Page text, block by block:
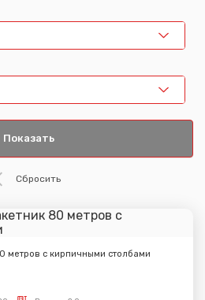
метров с кирпичными столбами